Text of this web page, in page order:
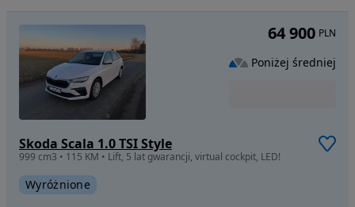
Skoda Scala 1.0 TSI Style
999 cm3 • 115 KM • Lift, 5 lat gwarancji, virtual cockpit, LED!
Wyróżnione
64 900 PLN
Poniżej średniej